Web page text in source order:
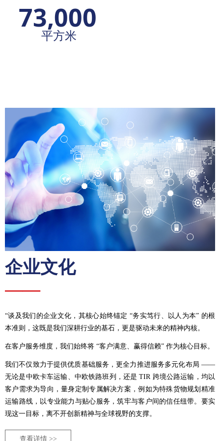
公路运输
73,000
平方米
“谈及我们的企业文化，其核心始终锚定 “务实笃行、以人为本” 的根
本准则，这既是我们深耕行业的基石，更是驱动未来的精神内核。​
在客户服务维度，我们始终将 “客户满意、赢得信赖” 作为核心目标。
我们不仅致力于提供优质基础服务，更全力推进服务多元化布局 ——
无论是中欧卡车运输、中欧铁路班列，还是 TIR 跨境公路运输，均以
客户需求为导向，量身定制专属解决方案，例如为特殊货物规划精准
运输路线，以专业能力与贴心服务，筑牢与客户间的信任纽带。要实
现这一目标，离不开创新精神与全球视野的支撑。
查看详情 >>
企业文化
——